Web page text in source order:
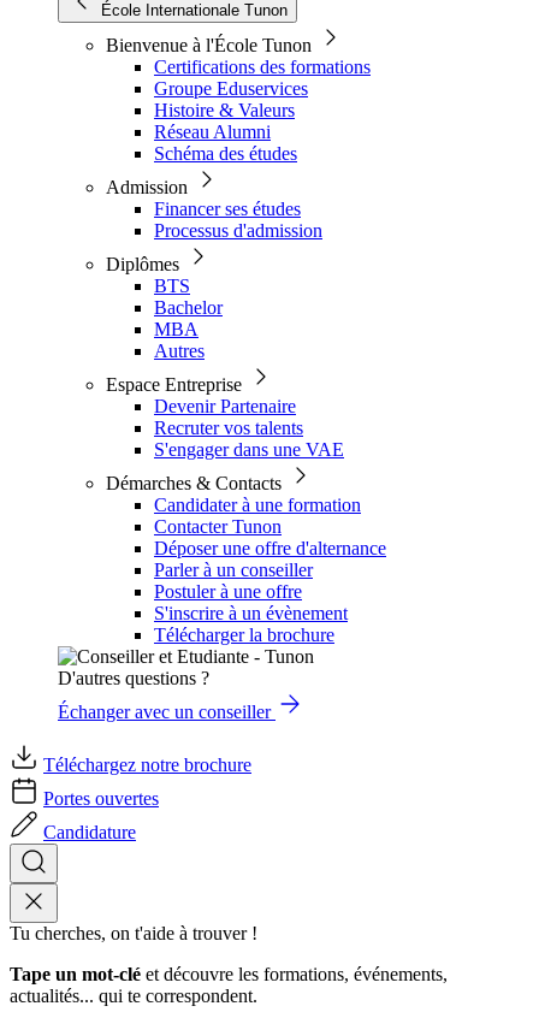
École Internationale Tunon
Bienvenue à l'École Tunon
Certifications des formations
Groupe Eduservices
Histoire & Valeurs
Réseau Alumni
Schéma des études
Admission
Financer ses études
Processus d'admission
Diplômes
BTS
Bachelor
MBA
Autres
Espace Entreprise
Devenir Partenaire
Recruter vos talents
S'engager dans une VAE
Démarches & Contacts
Candidater à une formation
Contacter Tunon
Déposer une offre d'alternance
Parler à un conseiller
Postuler à une offre
S'inscrire à un évènement
Télécharger la brochure
D'autres questions ?
Échanger avec un conseiller
Téléchargez notre brochure
Portes ouvertes
Candidature
Tu cherches, on t'aide à trouver !
Tape un mot-clé et découvre les formations, événements,
actualités... qui te correspondent.